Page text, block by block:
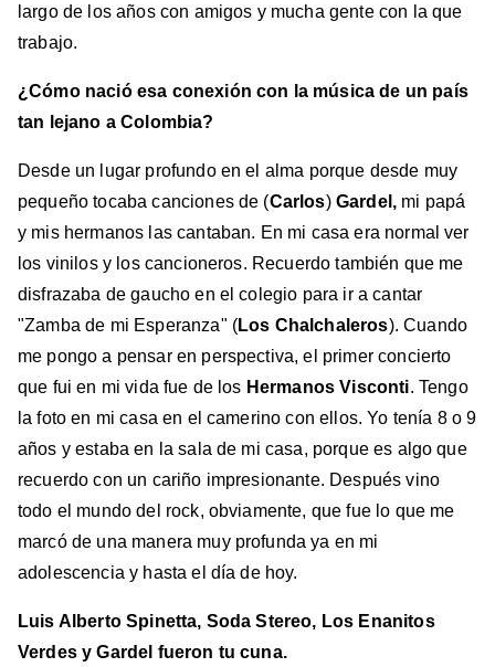
largo de los años con amigos y mucha gente con la que
trabajo.
¿Cómo nació esa conexión con la música de un país
tan lejano a Colombia?
Desde un lugar profundo en el alma porque desde muy
pequeño tocaba canciones de (Carlos) Gardel, mi papá
y mis hermanos las cantaban. En mi casa era normal ver
los vinilos y los cancioneros. Recuerdo también que me
disfrazaba de gaucho en el colegio para ir a cantar
"Zamba de mi Esperanza" (Los Chalchaleros). Cuando
me pongo a pensar en perspectiva, el primer concierto
que fui en mi vida fue de los Hermanos Visconti. Tengo
la foto en mi casa en el camerino con ellos. Yo tenía 8 o 9
años y estaba en la sala de mi casa, porque es algo que
recuerdo con un cariño impresionante. Después vino
todo el mundo del rock, obviamente, que fue lo que me
marcó de una manera muy profunda ya en mi
adolescencia y hasta el día de hoy.
Luis Alberto Spinetta, Soda Stereo, Los Enanitos
Verdes y Gardel fueron tu cuna.